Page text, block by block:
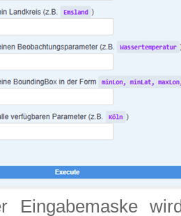
Eingabemaske